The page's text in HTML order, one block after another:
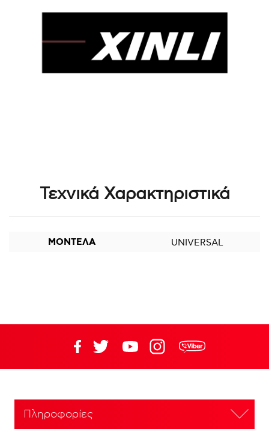
Τεχνικά Χαρακτηριστικά
ΜΟΝΤΕΛΑ UNIVERSAL
Πληροφορίες